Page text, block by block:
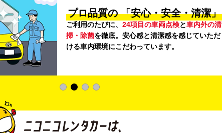
プロ品質の 「安心・安全・清潔」
ご利用のたびに、 24項目の車両点検と車内外の清
掃・除菌を徹底。安心感と清潔感を感じていただ
ける車内環境にこだわっています。